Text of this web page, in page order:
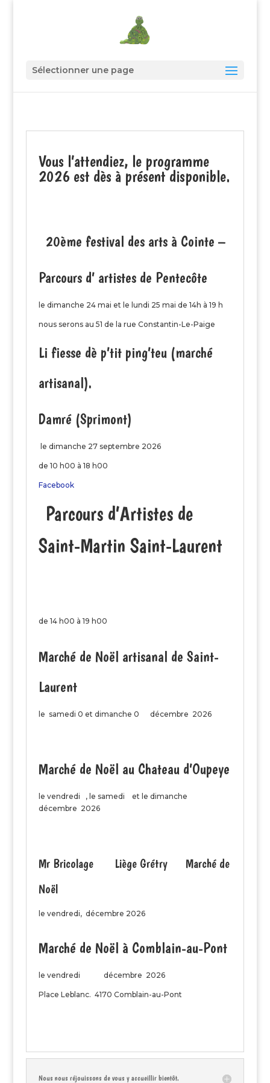
Sélectionner une page
Vous l’attendiez, le programme
2026 est dès à présent disponible.
20ème festival des arts à Cointe –
Parcours d’ artistes de Pentecôte
le dimanche 24 mai et le lundi 25 mai de 14h à 19 h
nous serons au 51 de la rue Constantin-Le-Paige
Li fiesse dè p’tit ping’teu(marché
artisanal).
Damré (Sprimont)
le dimanche 27 septembre 2026
de 10 h00 à 18 h00
Facebook
Parcours d’Artistes de
Saint-Martin Saint-Laurent
de 14 h00 à 19 h00
Marché de Noël artisanal de Saint-
Laurent
le samedi 0 et dimanche 0 décembre 2026
Marché de Noël au Chateau d’Oupeye
le vendredi , le samedi et le dimanche
décembre 2026
Mr Bricolage Liège Grétry Marché de
Noël
le vendredi, décembre 2026
Marché de Noël à Comblain-au-Pont
le vendredi décembre 2026
Place Leblanc. 4170 Comblain-au-Pont
Nous nous réjouissons de vous y accueillir bientôt.